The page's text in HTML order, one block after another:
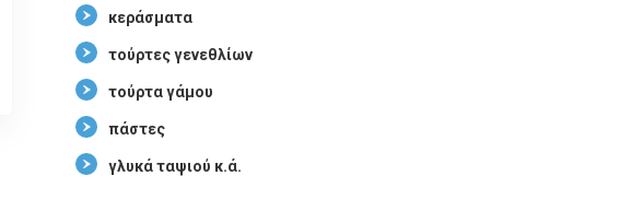
κεράσματα
τούρτες γενεθλίων
τούρτα γάμου
πάστες
γλυκά ταψιού κ.ά.